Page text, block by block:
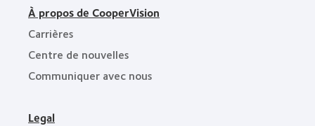
À propos de CooperVision
Carrières
Centre de nouvelles
Communiquer avec nous
Legal